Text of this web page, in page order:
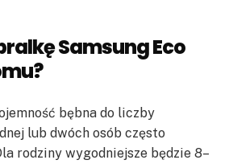
Samsung Eco
bębna do liczby
lub dwóch osób często
rodziny wygodniejsze będzie 8–